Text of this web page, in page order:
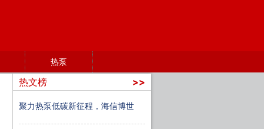
热泵
热文榜 >>
聚力热泵低碳新征程，海信博世